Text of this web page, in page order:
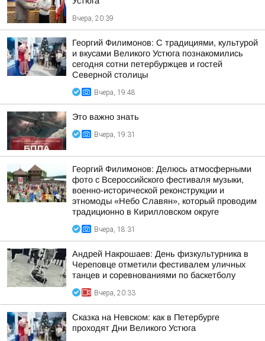
Вчера, 20:39
Георгий Филимонов: С традициями, культурой
и вкусами Великого Устюга познакомились
сегодня сотни петербуржцев и гостей
Северной столицы
Вчера, 19:48
Это важно знать
Вчера, 19:31
Георгий Филимонов: Делюсь атмосферными
фото с Всероссийского фестиваля музыки,
военно-исторической реконструкции и
этномоды «Небо Славян», который проводим
традиционно в Кирилловском округе
Вчера, 18:31
Андрей Накрошаев: День физкультурника в
Череповце отметили фестивалем уличных
танцев и соревнованиями по баскетболу
Вчера, 20:33
Сказка на Невском: как в Петербурге
проходят Дни Великого Устюга